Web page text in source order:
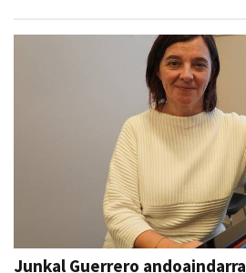
Junkal Guerrero